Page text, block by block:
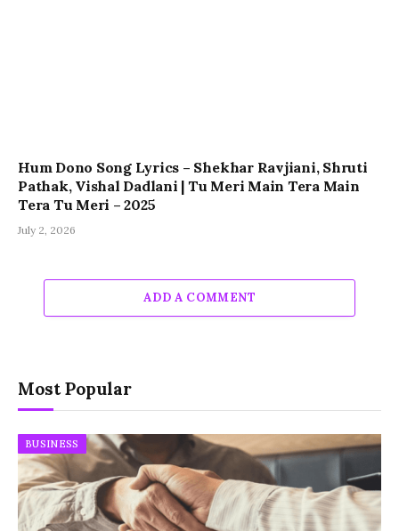
Hum Dono Song Lyrics – Shekhar Ravjiani, Shruti
Pathak, Vishal Dadlani | Tu Meri Main Tera Main
Tera Tu Meri – 2025
July 2, 2026
ADD A COMMENT
Most Popular
BUSINESS